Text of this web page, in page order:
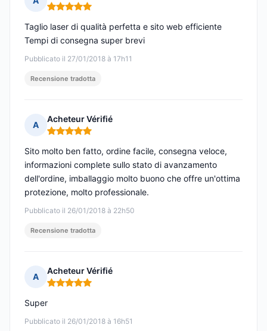
Nota: 5 su 5
Pubblicato il 27/01/2018 à 17h11
Taglio laser di qualità perfetta e sito web efficiente
Tempi di consegna super brevi
Recensione tradotta
A
Acheteur Vérifié
Nota: 5 su 5
Pubblicato il 26/01/2018 à 22h50
Sito molto ben fatto, ordine facile, consegna veloce,
informazioni complete sullo stato di avanzamento
dell'ordine, imballaggio molto buono che offre un'ottima
protezione, molto professionale.
Recensione tradotta
A
Acheteur Vérifié
Nota: 5 su 5
Pubblicato il 26/01/2018 à 16h51
Super